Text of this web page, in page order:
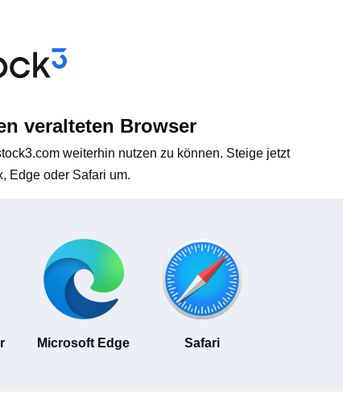
veralteten Browser
weiterhin nutzen zu können. Steige jetzt
Edge oder Safari um.
Microsoft Edge Safari